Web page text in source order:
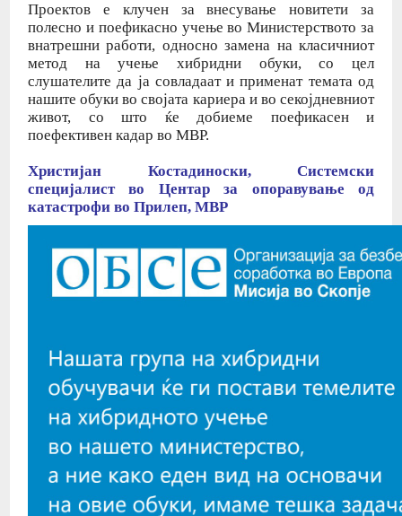
Проектов е клучен за внесување новитети за
полесно и поефикасно учење во Министерството за
внатрешни работи, односно замена на класичниот
метод на учење хибридни обуки, со цел
слушателите да ја совладаат и применат темата од
нашите обуки во својата кариера и во секојдневниот
живот, со што ќе добиеме поефикасен и
поефективен кадар во МВР.
Христијан Костадиноски, Системски
специјалист во Центар за опоравување од
катастрофи во Прилеп, МВР